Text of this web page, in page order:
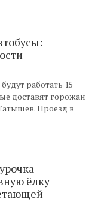
работать 15
доставят горожан
Проезд в
ёлку